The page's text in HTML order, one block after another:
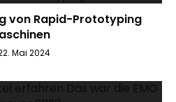
von Rapid-Prototyping
Mai 2024